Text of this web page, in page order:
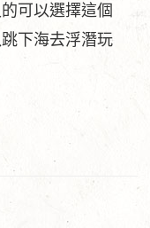
可以選擇這個
下海去浮潛玩